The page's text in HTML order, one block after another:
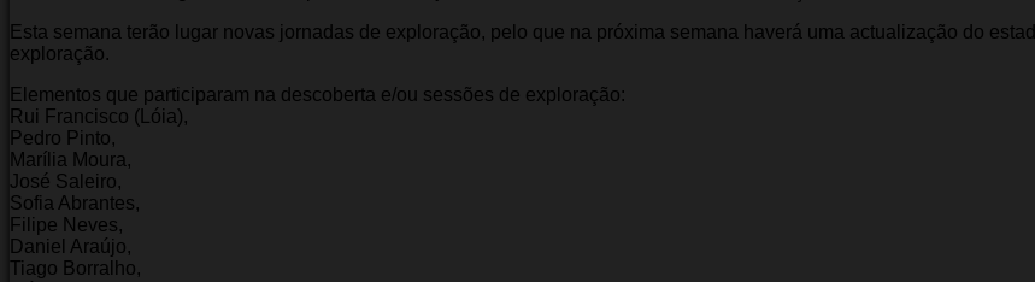
Esta semana terão lugar novas jornadas de exploração, pelo que na próxima semana haverá uma actualização do
exploração.
Elementos que participaram na descoberta e/ou sessões de exploração:
Rui Francisco (Lóia),
Pedro Pinto,
Marília Moura,
José Saleiro,
Sofia Abrantes,
Filipe Neves,
Daniel Araújo,
Tiago Borralho,